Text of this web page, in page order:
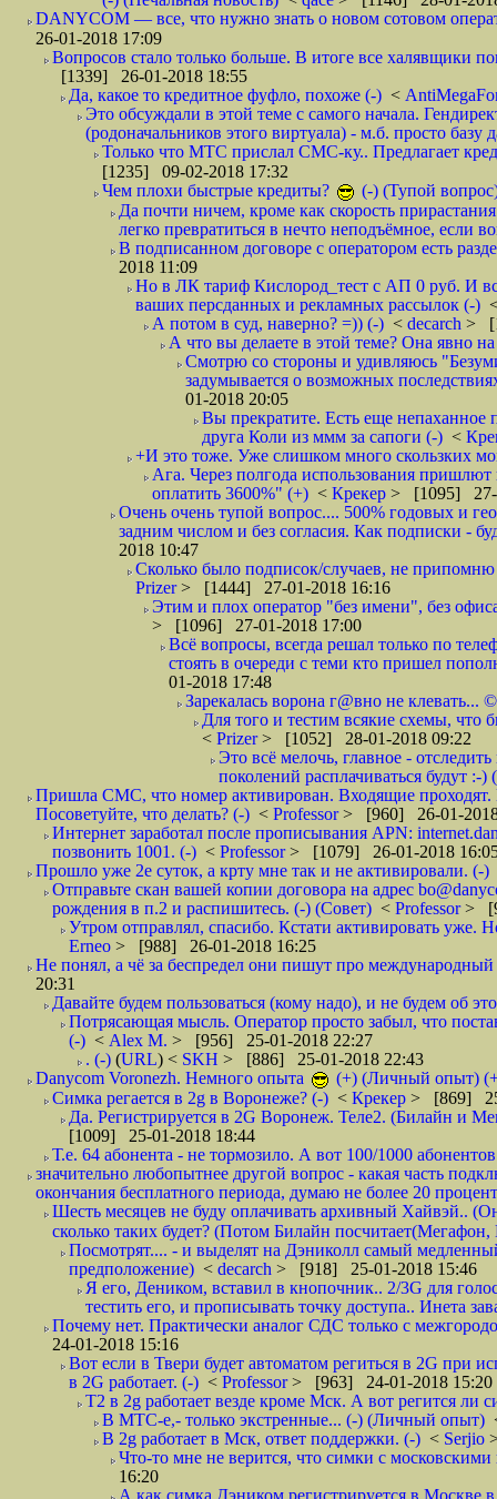
DANYCOM — все, что нужно знать о новом сотовом
26-01-2018 17:09
Вопросов стало только больше. В итоге все халявщики
[1339] 26-01-2018 18:55
Да, какое то кредитное фуфло, похоже (-) <
Это обсуждали в этой теме с самого начала.
(родоначальников этого виртуала) - м.б. просто
Только что МТС прислал СМС-ку.. Предлагает
[1235] 09-02-2018 17:32
Чем плохи быстрые кредиты?
(-) (Тупой
Да почти ничем, кроме как скорость
легко превратиться в нечто неподъёмное, если
В подписанном договоре с оператором есть
2018 11:09
Но в ЛК тариф Кислород_тест с АП 0 руб. И
ваших персданных и рекламных рассылок (-)
А потом в суд, наверно? =)) (-) < decarch >
А что вы делаете в этой теме? Она явно
Смотрю со стороны и удивляюсь
задумывается о возможных
01-2018 20:05
Вы прекратите. Есть еще непаханное
друга Коли из ммм за сапоги (-) <
+И это тоже. Уже слишком много скользких
Ага. Через полгода использования
оплатить 3600%" (+) < Крекер > [1095] 27-
Очень очень тупой вопрос.... 500% годовых и
задним числом и без согласия. Как подписки -
2018 10:47
Сколько было подписок/случаев, не
Prizer> [1444] 27-01-2018 16:16
Этим и плох оператор "без имени", без
> [1096] 27-01-2018 17:00
Всё вопросы, всегда решал только по
стоять в очереди с теми кто пришел
01-2018 17:48
Зарекалась ворона г@вно не клевать...
Для того и тестим всякие схемы, что
< Prizer> [1052] 28-01-2018 09:22
Это всё мелочь, главное -
поколений расплачиваться будут :-)
Пришла СМС, что номер активирован. Входящие проходят.
Посоветуйте, что делать? (-) < Professor> [960] 26-01-
Интернет заработал после прописывания APN:
позвонить 1001. (-) < Professor> [1079] 26-01-2018
Прошло уже 2е суток, а крту мне так и не активировали. (-)
Отправьте скан вашей копии договора на адрес
рождения в п.2 и распишитесь. (-) (Совет) < Professor>
Утром отправлял, спасибо. Кстати активировать уже.
Erneo > [988] 26-01-2018 16:25
Не понял, а чё за беспредел они пишут про
20:31
Давайте будем пользоваться (кому надо), и не будем об
Потрясающая мысль. Оператор просто забыл, что
(-) < Alex M. > [956] 25-01-2018 22:27
. (-) (URL) < SKH > [886] 25-01-2018 22:43
Danycom Voronezh. Немного опыта
(+) (Личный опыт)
Симка регается в 2g в Воронеже? (-) < Крекер > [869]
Да. Регистрируется в 2G Воронеж. Теле2. (Билайн и
[1009] 25-01-2018 18:44
Т.е. 64 абонента - не тормозило. А вот 100/1000
значительно любопытнее другой вопрос - какая часть
окончания бесплатного периода, думаю не более 20
Шесть месяцев не буду оплачивать архивный Хайвэй..
сколько таких будет? (Потом Билайн
Посмотрят.... - и выделят на Дэниколл самый
предположение) < decarch > [918] 25-01-2018 15:46
Я его, Деником, вставил в кнопочник.. 2/3G для
тестить его, и прописывать точку доступа.. Инета
Почему нет. Практически аналог СДС только с
24-01-2018 15:16
Вот если в Твери будет автоматом региться в 2G при
в 2G работает. (-) < Professor> [963] 24-01-2018 15:20
T2 в 2g работает везде кроме Мск. А вот регится
В МТС-е,- только экстренные... (-) (Личный опыт)
В 2g работает в Мск, ответ поддержки. (-) < Serjio
Что-то мне не верится, что симки с
16:20
А как симка Дэником регистрируется в Москве